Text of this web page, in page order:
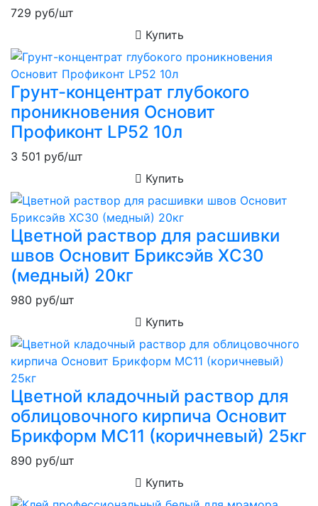
729 руб/шт
Купить
Грунт-концентрат глубокого
проникновения Основит
Профиконт LP52 10л
3 501 руб/шт
Купить
Цветной раствор для расшивки
швов Основит Бриксэйв XC30
(медный) 20кг
980 руб/шт
Купить
Цветной кладочный раствор для
облицовочного кирпича Основит
Брикформ MC11 (коричневый) 25кг
890 руб/шт
Купить